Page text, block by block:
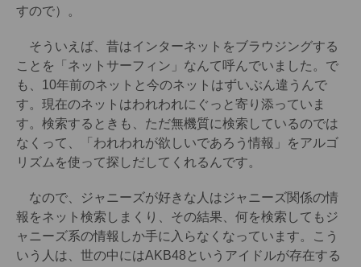
すので）。
そういえば、昔はインターネットをブラウジングする
ことを「ネットサーフィン」なんて呼んでいました。で
も、10年前のネットと今のネットはずいぶん違うんで
す。現在のネットはわれわれにぐっと寄り添っていま
す。検索するときも、ただ無機質に検索しているのでは
なくって、「われわれが欲しいであろう情報」をアルゴ
リズムを使って探しだしてくれるんです。
なので、ジャニーズが好きな人はジャニーズ関係の情
報をネット検索しまくり、その結果、何を検索してもジ
ャニーズ系の情報しか手に入らなくなっています。こう
いう人は、世の中にはAKB48というアイドルが存在する